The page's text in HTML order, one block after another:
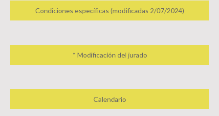
Condiciones específicas (modificadas 2/07/2024)
* Modificación del jurado
Calendario